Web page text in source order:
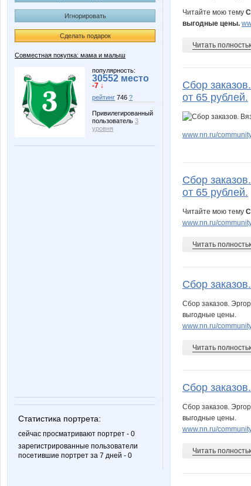
Игнорировать
Сделать подарок
Совместная покупка: мама и малыш
популярность:
30552 место
-7 ↓
рейтинг 746 ?
Привилегированный
пользователь 3
уровня
Статистика портрета:
сейчас просматривают портрет - 0
зарегистрированные пользователи
посетившие портрет за 7 дней - 0
Читайте мою тему
выгодные цены.
Читать
Сбор
от 65 рублей.
www.nn.ru/
Сбор
от 65 рублей.
Читайте мою тему
www.nn.ru/
Читать
Сбор
Сбор заказов.
выгодные цены.
www.nn.ru/
Читать
Сбор
Сбор заказов.
выгодные цены.
www.nn.ru/
Читать